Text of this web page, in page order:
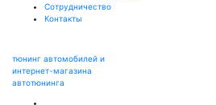
Сотрудничество
Контакты
тюнинг автомобилей и
интернет-магазина
автотюнинга